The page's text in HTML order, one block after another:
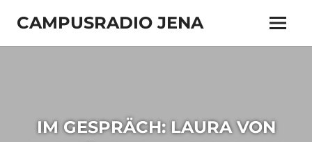
Inhalt
springen
CAMPUSRADIO JENA
103.4
Menü
IM GESPRÄCH: LAURA VON